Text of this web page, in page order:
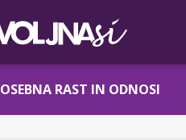
OSEBNA RAST IN ODNOSI